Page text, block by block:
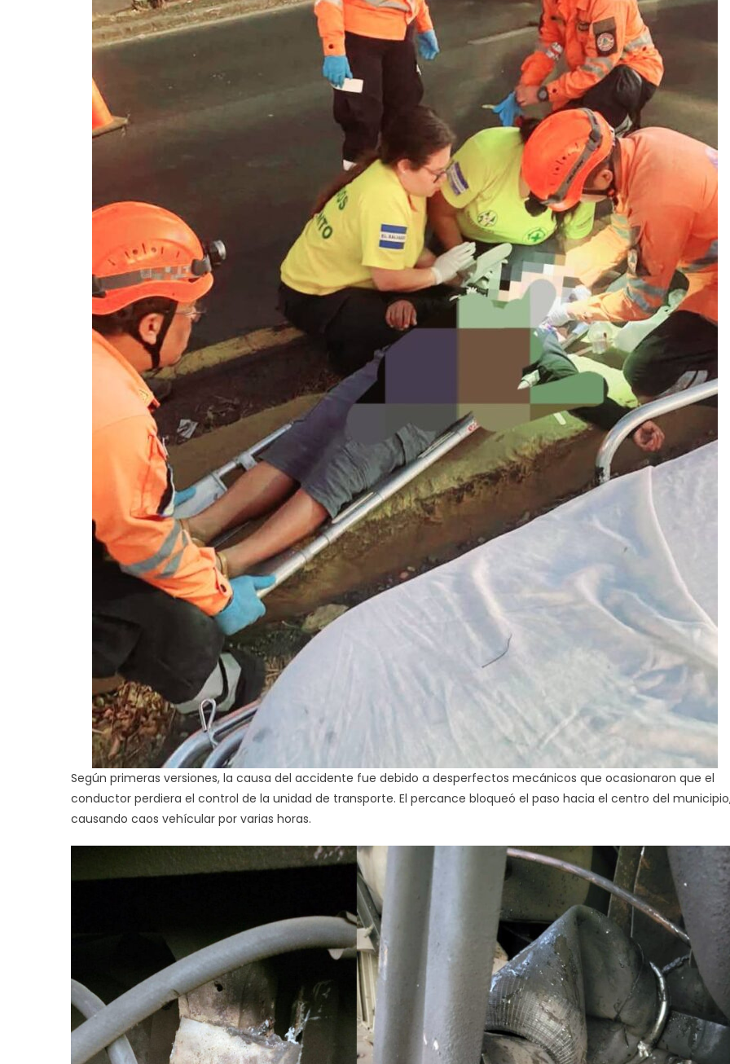
Según primeras versiones, la causa del accidente fue debido a desperfectos mecánicos que ocasionaron que el
conductor perdiera el control de la unidad de transporte. El percance bloqueó el paso hacia el centro del
causando caos vehícular por varias horas.